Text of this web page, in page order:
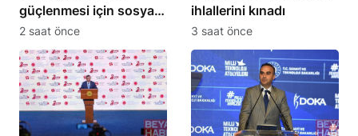
güçlenmesi için sosyal
dayanışma şart
2 saat önce
ihlallerini kınadı
3 saat önce